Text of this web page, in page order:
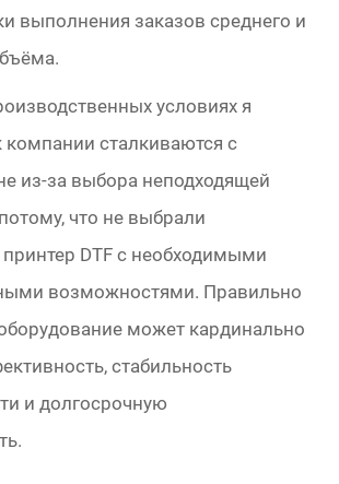
выполнения заказов среднего и
условиях я
компании сталкиваются с
из-за выбора неподходящей
что не выбрали
DTF с необходимыми
возможностями. Правильно
может кардинально
стабильность
и долгосрочную